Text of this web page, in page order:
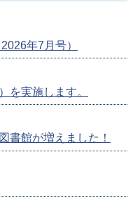
年7月号）
を実施します。
書館が増えました！